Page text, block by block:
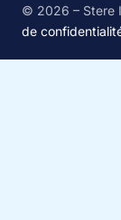
© 2026 – Stere
de